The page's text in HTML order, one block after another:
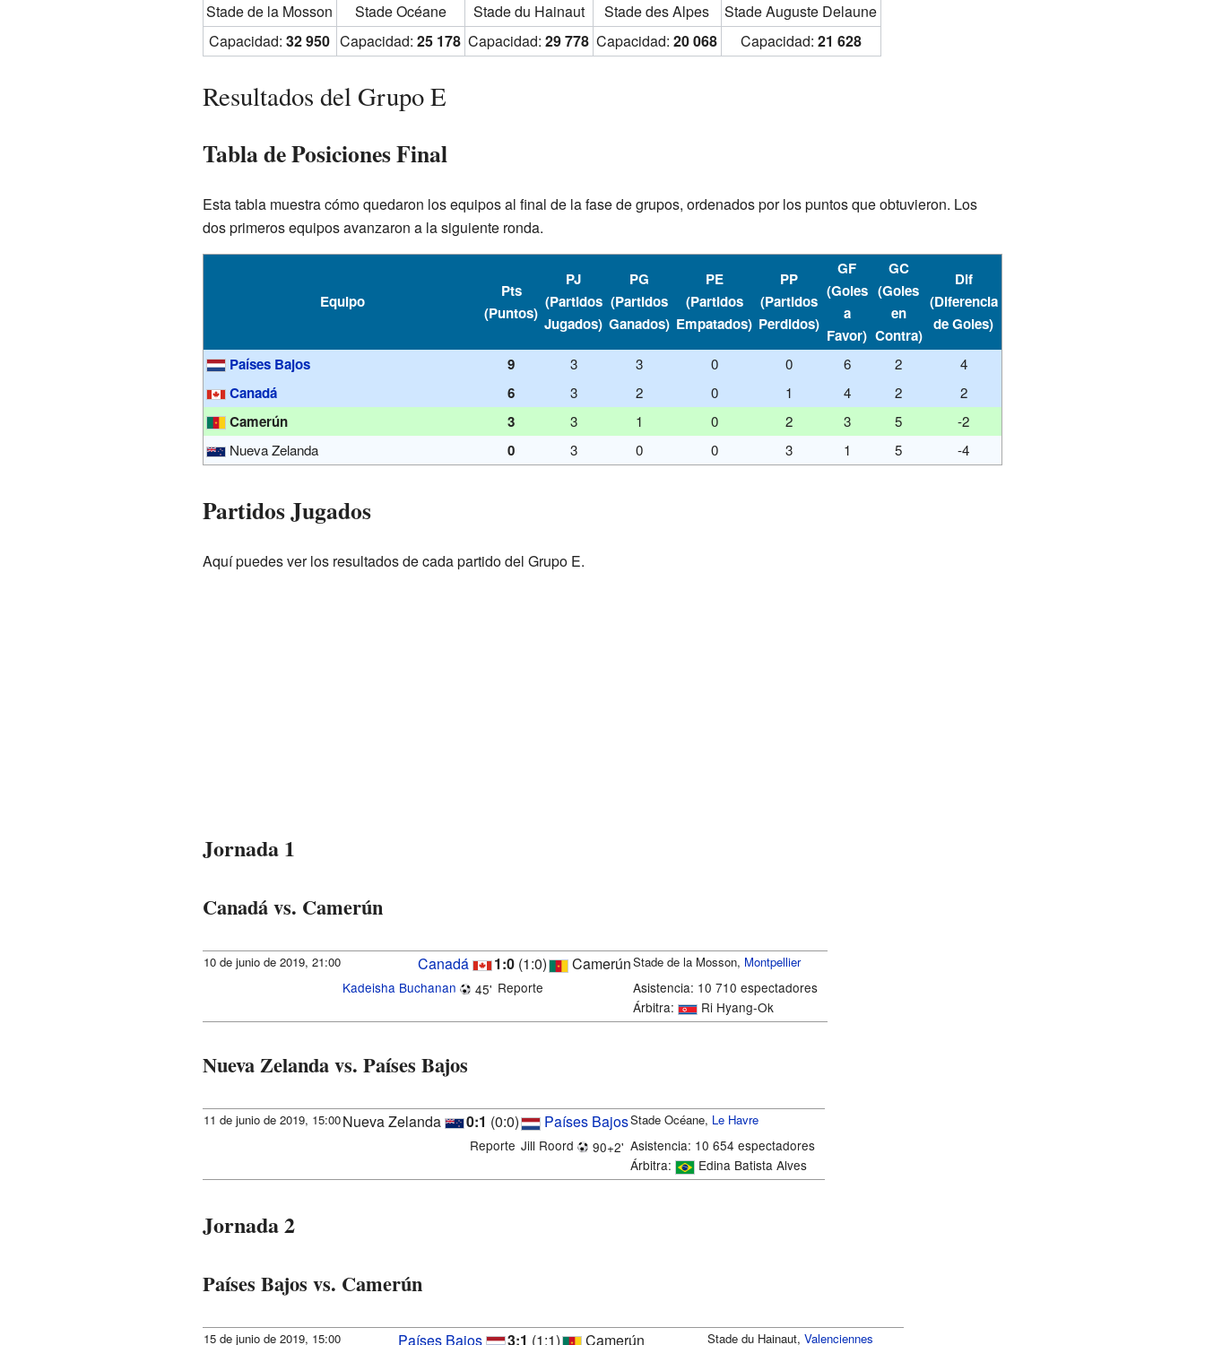
Stade de la Mosson
Stade Océane Stade du Hainaut Stade des Alpes
Stade Auguste Delaune
Capacidad:32 950 Capacidad:25 178 Capacidad:29 778 Capacidad:20 068 Capacidad: 21 628
Resultados del Grupo E
Tabla de Posiciones Final
Esta tabla muestra cómo quedaron los equipos al final de la fase de grupos, ordenados por los puntos que obtuvieron. Los
dos primeros equipos avanzaron a la siguiente ronda.
Equipo
Pts
(Puntos)
PJ
(Partidos
Jugados)
PG
(Partidos
Ganados)
PE
(Partidos
Empatados)
PP
(Partidos
Perdidos)
GF
(Goles
a
Favor)
GC
(Goles
en
Contra)
Dif
(Diferencia
de Goles)
Países Bajos 9 3 3 0 0 6 2 4
Canadá 6 3 2 0 1 4 2 2
Camerún 3 3 1 0 2 3 5
-2
Nueva Zelanda
0 3 0 0 3 1 5 -4
Partidos Jugados
Aquí puedes ver los resultados de cada partido del Grupo E.
Jornada 1
Canadá vs. Camerún
10 de junio de 2019, 21:00 Canadá 1:0(1:0) CamerúnStade de la Mosson, Montpellier
Kadeisha Buchanan 45' Reporte
Asistencia: 10 710 espectadores
Árbitra:
Ri Hyang-Ok
Nueva Zelanda vs. Países Bajos
11 de junio de 2019, 15:00Nueva Zelanda 0:1 (0:0) Países BajosStade Océane, Le Havre
Reporte Jill Roord 90+2' Asistencia: 10 654 espectadores
Árbitra:
Edina Batista Alves
Jornada 2
Países Bajos vs. Camerún
15 de junio de 2019, 15:00 Países Bajos 3:1 (1:1) Camerún Stade du Hainaut, Valenciennes